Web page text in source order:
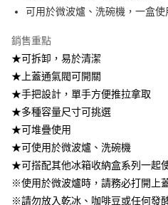
由本公司與您本人進行分期帳單所需資
每筆NT$150，滿NT$299(含以上)
可用於微波爐、洗碗機，一盒使
銷售重點
★可拆卸，易於清潔
★上蓋通氣閥可開關
★手把設計，單手方便推拉拿取
★多種容量尺寸可挑選
★可堆疊使用
★可使用於微波爐、洗碗機
★可搭配其他冰箱收納盒系列一起
※使用於微波爐時，請務必打開上
※請勿放入乾冰、咖啡豆或任何發